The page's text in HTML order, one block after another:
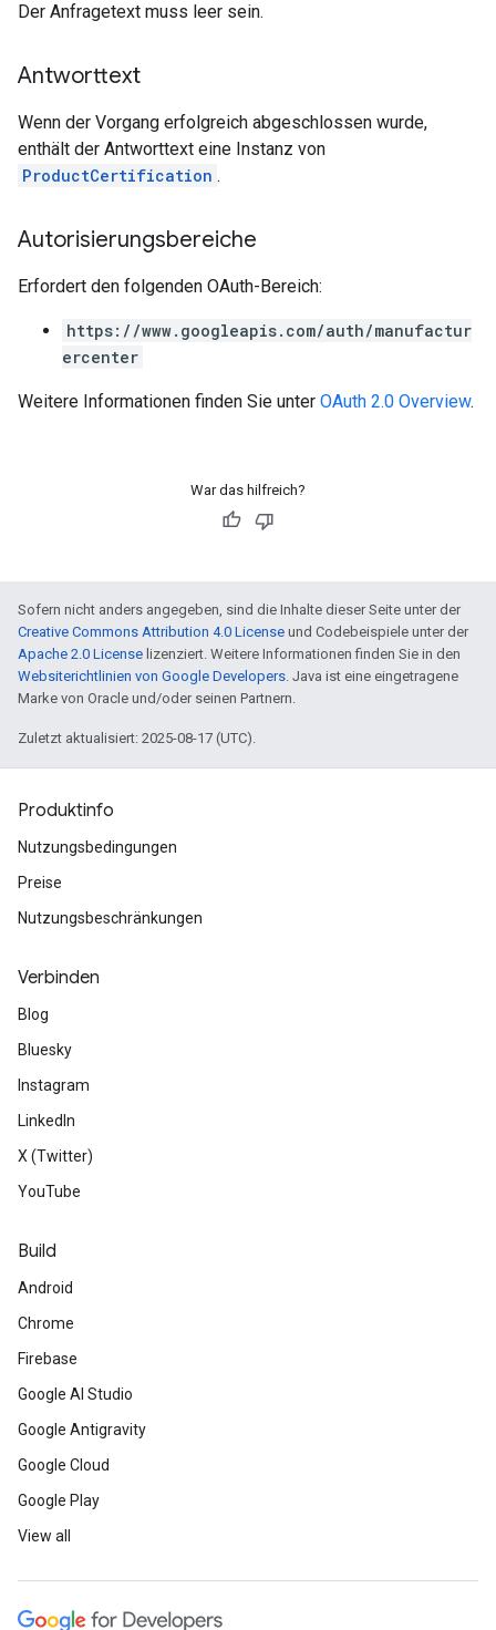
Der Anfragetext muss leer sein.
Antworttext
Wenn der Vorgang erfolgreich abgeschlossen wurde,
enthält der Antworttext eine Instanz von
ProductCertification .
Autorisierungsbereiche
Erfordert den folgenden OAuth-Bereich:
https://www.googleapis.com/auth/manufactur
ercenter
Weitere Informationen finden Sie unter OAuth 2.0 Overview.
War das hilfreich?
Sofern nicht anders angegeben, sind die Inhalte dieser Seite unter der
Creative Commons Attribution 4.0 License und Codebeispiele unter der
Apache 2.0 License lizenziert. Weitere Informationen finden Sie in den
Websiterichtlinien von Google Developers. Java ist eine eingetragene
Marke von Oracle und/oder seinen Partnern.
Zuletzt aktualisiert: 2025-08-17 (UTC).
Produktinfo
Nutzungsbedingungen
Preise
Nutzungsbeschränkungen
Verbinden
Blog
Bluesky
Instagram
LinkedIn
X (Twitter)
YouTube
Build
Android
Chrome
Firebase
Google AI Studio
Google Antigravity
Google Cloud
Google Play
View all